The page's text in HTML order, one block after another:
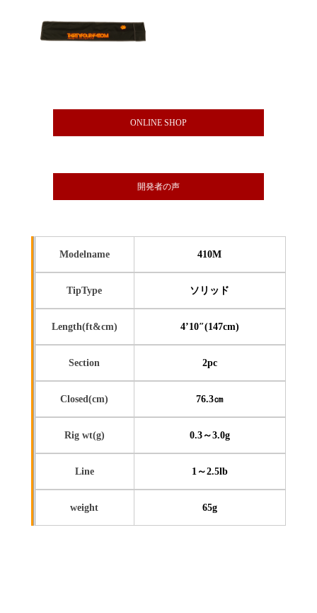
ONLINE SHOP
開発者の声
Modelname 410M
TipType ソリッド
Length(ft&cm) 4’10″(147cm)
Section 2pc
Closed(cm) 76.3㎝
Rig wt(g) 0.3～3.0g
Line 1～2.5lb
weight 65g